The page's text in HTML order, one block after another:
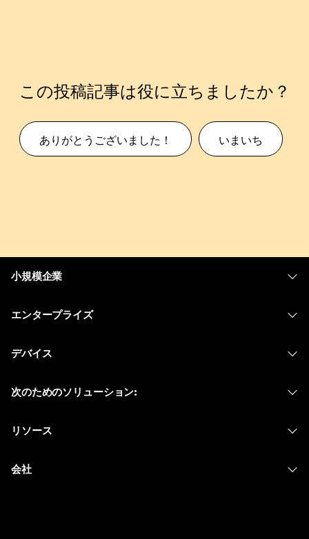
この投稿記事は役に立ちましたか？
ありがとうございました！ いまいち
小規模企業
エンタープライズ
Meetings
デバイス
次のためのソリューション:
リソース
会社